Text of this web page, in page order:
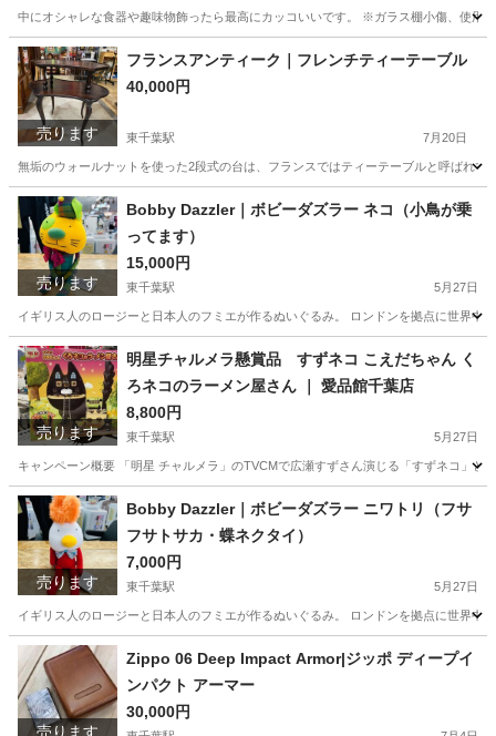
中にオシャレな食器や趣味物飾ったら最高にカッコいいです。 ※ガラス棚小傷、使用
千葉 千葉市 東千葉駅 ダウンライト
売ります
フランスアンティーク｜フレンチティーテーブル
40,000円
東千葉駅 7月20日
無垢のウォールナットを使った2段式の台は、フランスではティーテーブルと呼ばれ
千葉 千葉市 テーブル フランス
売ります
Bobby Dazzler｜ボビーダズラー ネコ（小鳥が乗
ってます）
15,000円
東千葉駅 5月27日
イギリス人のロージーと日本人のフミエが作るぬいぐるみ。 ロンドンを拠点に世界
千葉 千葉市 東千葉駅 インテリア雑貨/小物 Bobby
売ります
明星チャルメラ懸賞品 すずネコ こえだちゃん く
ろネコのラーメン屋さん ｜ 愛品館千葉店
8,800円
東千葉駅 5月27日
キャンペーン概要 「明星 チャルメラ」のTVCMで広瀬すずさん演じる「すずネコ」
千葉 千葉市 おもちゃ ネコ
売ります
Bobby Dazzler｜ボビーダズラー ニワトリ（フサ
フサトサカ・蝶ネクタイ）
7,000円
東千葉駅 5月27日
イギリス人のロージーと日本人のフミエが作るぬいぐるみ。 ロンドンを拠点に世界
千葉 千葉市 Bobby
売ります
Zippo 06 Deep Impact Armor|ジッポ ディープイ
ンパクト アーマー
30,000円